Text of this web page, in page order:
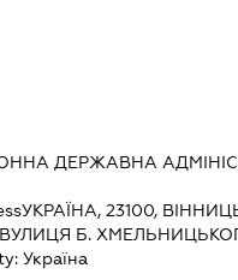
ДЕРЖАВНА
УКРАЇНА, 23100,
Б.
Україна